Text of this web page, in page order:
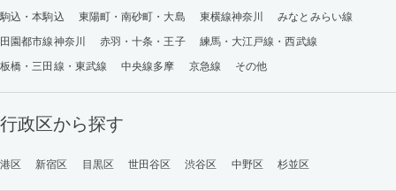
駒込・本駒込
東陽町・南砂町・大島 東横線神奈川
みなとみらい線
田園都市線神奈川
赤羽・十条・王子
練馬・大江戸線・西武線
板橋・三田線・東武線
中央線多摩 京急線 その他
行政区から探す
港区 新宿区 目黒区 世田谷区 渋谷区 中野区 杉並区